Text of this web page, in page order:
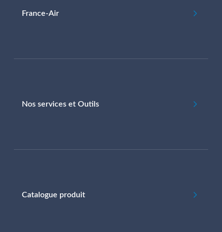
France-Air
Nos services et Outils
Catalogue produit